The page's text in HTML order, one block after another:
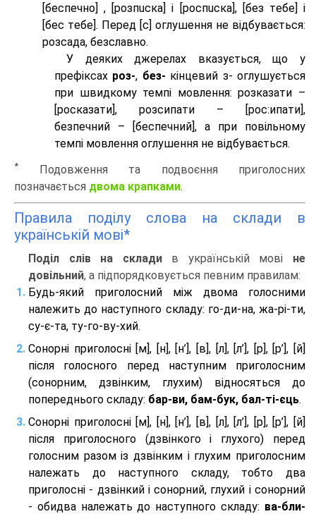
[беспeчно] , [розпuска] і [роспuска], [без тeбе] і
[бес тeбе]. Перед [с] оглушення не відбувається:
розсада, безславно.
У деяких джерелах вказується, що у
префіксах роз-, без- кінцевий з- оглушується
при швидкому темпі мовлення: розказати –
[росказати], розсипати – [роc:ипати],
безпечний – [беспечний], а при повільному
темпі мовлення оглушення не відбувається.
*
Подовження та подвоєння приголосних
позначається двома крапками.
Правила поділу слова на склади в
українській мові*
Поділ слів на складив українській мові не
довільний, а підпорядковується певним правилам:
Будь-який приголосний між двома голосними
належить до наступного складу: го-ди-на, жа-рі-ти,
су-є-та, ту-го-ву-хий.
Сонорні приголосні [м], [н], [н’], [в], [л], [л’], [р], [р’], [й]
після голосного перед наступним приголосним
(сонорним, дзвінким, глухим) відносяться до
попереднього складу: бар-ви, бам-бук, бал-ті-єць.
Сонорні приголосні [м], [н], [н’], [в], [л], [л’], [р], [р’], [й]
після приголосного (дзвінкого і глухого) перед
голосним разом із дзвінким і глухим приголосним
належать до наступного складу, тобто два
приголосні - дзвінкий і сонорний, глухий і сонорний
- обидва належать до наступного складу: ва-бли-